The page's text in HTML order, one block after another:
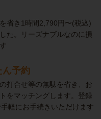
省き1時間2,790円〜(税込)
た。リーズナブルなのに損
予約
打合せ等の無駄を省き、お
をマッチングします。登録
軽にお手続きいただけます